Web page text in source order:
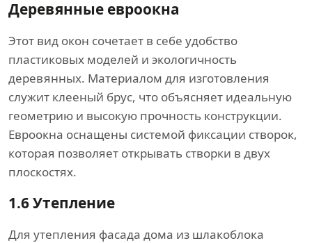
Деревянные евроокна
Этот вид окон сочетает в себе удобство
пластиковых моделей и экологичность
деревянных. Материалом для изготовления
служит клееный брус, что объясняет идеальную
геометрию и высокую прочность конструкции.
Евроокна оснащены системой фиксации створок,
которая позволяет открывать створки в двух
плоскостях.
1.6Утепление
Для утепления фасада дома из шлакоблока